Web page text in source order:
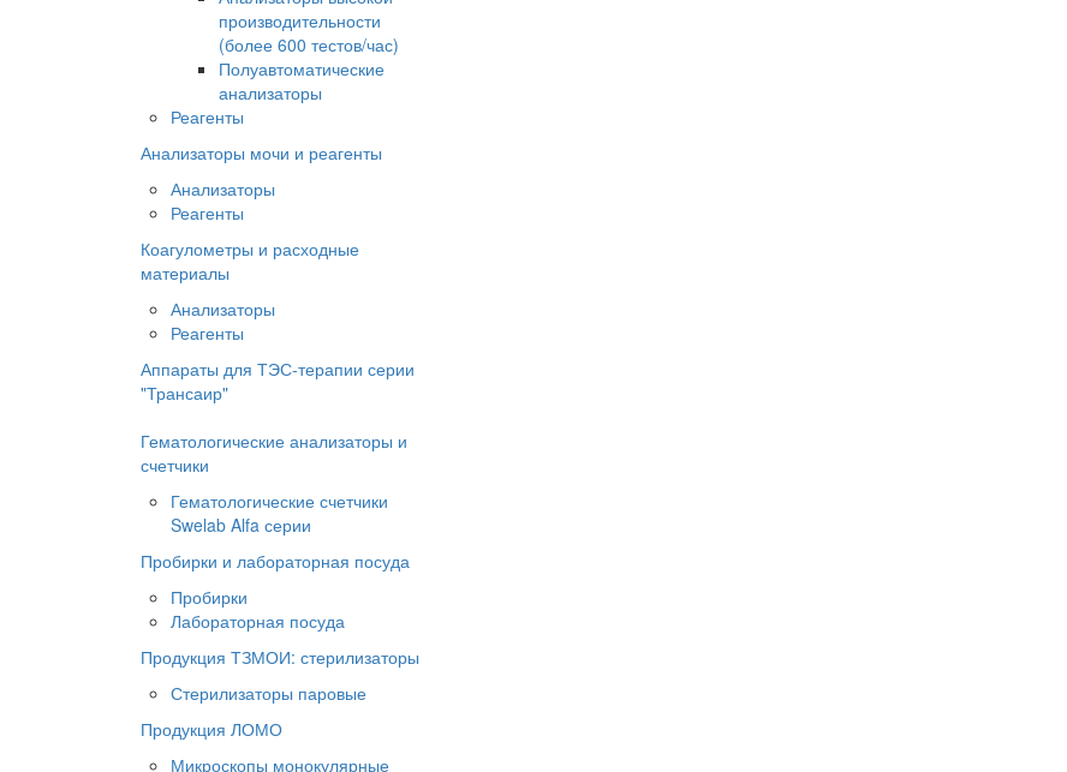
производительности
(более 600 тестов/час)
Полуавтоматические
анализаторы
Реагенты
Анализаторы мочи и реагенты
Анализаторы
Реагенты
Коагулометры и расходные
материалы
Анализаторы
Реагенты
Аппараты для ТЭС-терапии серии
"Трансаир"
Гематологические анализаторы и
счетчики
Гематологические счетчики
Swelab Alfa серии
Пробирки и лабораторная посуда
Пробирки
Лабораторная посуда
Продукция ТЗМОИ: стерилизаторы
Стерилизаторы паровые
Продукция ЛОМО
Микроскопы монокулярные